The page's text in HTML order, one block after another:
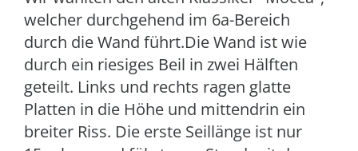
welcher durchgehend im 6a-Bereich
durch die Wand führt.Die Wand ist wie
durch ein riesiges Beil in zwei Hälften
geteilt. Links und rechts ragen glatte
Platten in die Höhe und mittendrin ein
breiter Riss. Die erste Seillänge ist nur